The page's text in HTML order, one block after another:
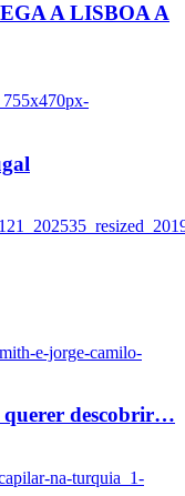
A LISBOA A
e-jorge-camilo-
querer descobrir…
na-turquia_1-